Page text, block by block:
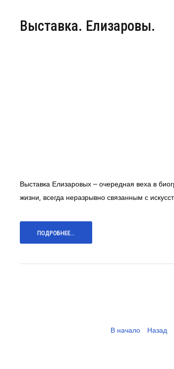
Выставка. Елизаровы.
Выставка Елизаровых – очередная веха в
жизни, всегда неразрывно связанным с
ПОДРОБНЕЕ...
В начало
Назад